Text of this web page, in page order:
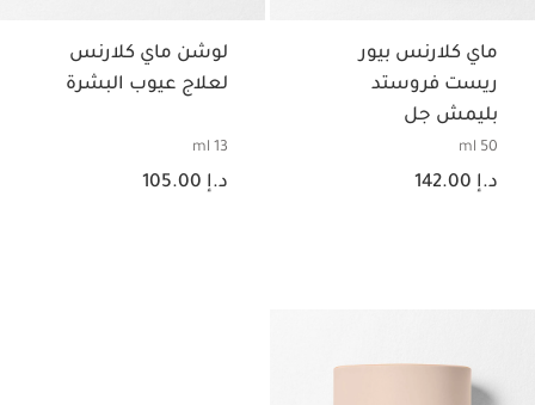
ماي كلارنس بيور
ريست فروستد
بليمش جل
50 ml
السعر الحالي هو د.إ 142.00
د.إ 142.00
لوشن ماي كلارنس
لعلاج عيوب البشرة
13 ml
السعر الحالي هو د.إ 105.00
د.إ 105.00